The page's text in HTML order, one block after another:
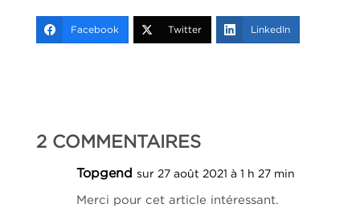
Facebook Twitter LinkedIn
2 COMMENTAIRES
Topgend sur 27 août 2021 à 1 h 27 min
Merci pour cet article intéressant.